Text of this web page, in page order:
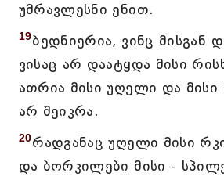
უმრავლესნი ენით.
19ბედნიერია, ვინც მისგან
ვისაც არ დაატყდა მისი
ათრია მისი უღელი და
არ შეიკრა.
20რადგანაც უღელი მისი
და ბორკილები მისი -